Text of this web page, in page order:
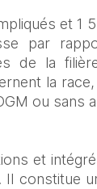
et
par
de la
la
ou
et
constitue